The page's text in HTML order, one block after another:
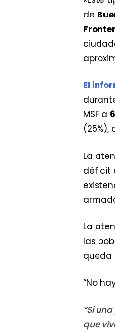
de
El
MSF a
(25%),
La
déficit
La
las
queda
“No
“Si
que